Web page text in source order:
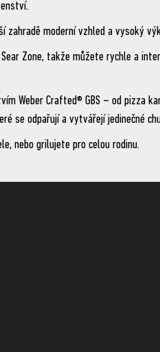
zahradě moderní vzhled a vysoký
Zone, takže můžete rychle a
Weber Crafted® GBS – od pizza
se odpařují a vytvářejí jedinečné
nebo grilujete pro celou rodinu.